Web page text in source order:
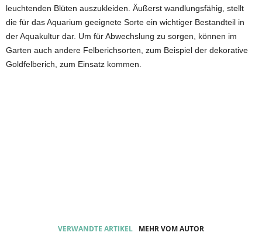
leuchtenden Blüten auszukleiden. Äußerst wandlungsfähig, stellt
die für das Aquarium geeignete Sorte ein wichtiger Bestandteil in
der Aquakultur dar. Um für Abwechslung zu sorgen, können im
Garten auch andere Felberichsorten, zum Beispiel der dekorative
Goldfelberich, zum Einsatz kommen.
VERWANDTE ARTIKEL MEHR VOM AUTOR